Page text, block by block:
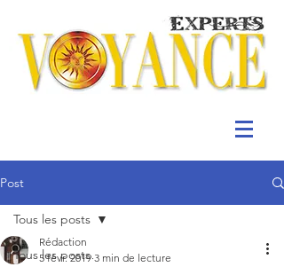
Post
Tous les posts
Tous les posts
Rédaction
5 févr. 2019 3 min de lecture